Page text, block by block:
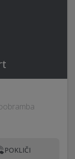
POKLIČI